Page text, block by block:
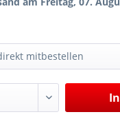
mitbestellen